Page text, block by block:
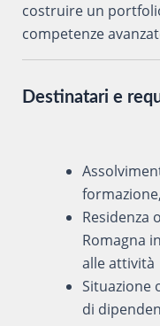
costruire un
competenze
Destinatari e
formazione,
Residenza
Romagna
alle attività
Situazione
di